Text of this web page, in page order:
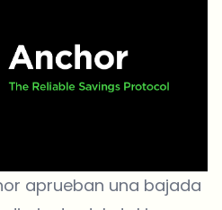
aprueban una bajada